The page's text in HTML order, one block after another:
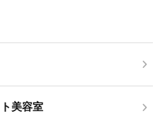
美容室